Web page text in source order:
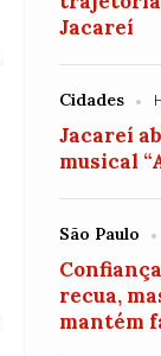
Jacareí
Cidades
Jacareí
musical
São Paulo
recua,
mantém